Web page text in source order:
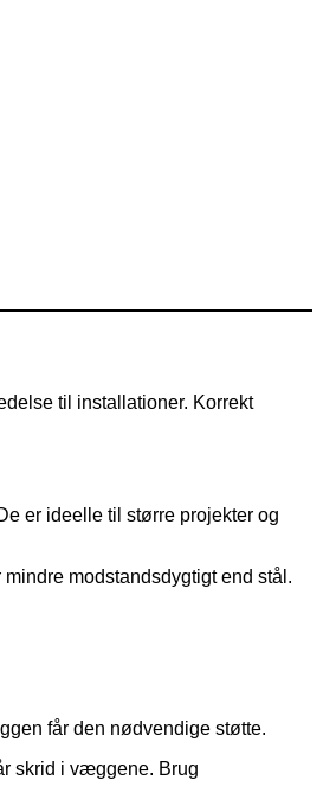
til installationer. Korrekt
er ideelle til større projekter og
modstandsdygtigt end stål.
får den nødvendige støtte.
skrid i væggene. Brug